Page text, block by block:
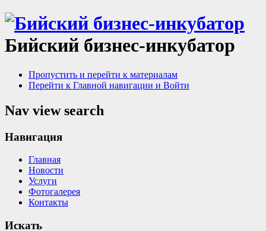
Бийский бизнес-инкубатор
Пропустить и перейти к материалам
Перейти к Главной навигации и Войти
Nav view search
Навигация
Главная
Новости
Услуги
Фотогалерея
Контакты
Искать